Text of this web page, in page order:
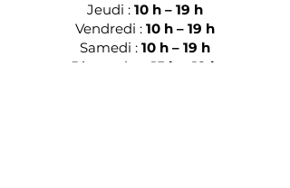
Jeudi : 10 h – 19 h
Vendredi : 10 h – 19 h
Samedi : 10 h – 19 h
Dimanche :
15 h – 19 h